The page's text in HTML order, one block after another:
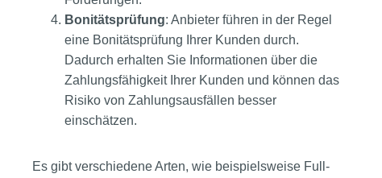
Bonitätsprüfung: Anbieter führen in der Regel
eine Bonitätsprüfung Ihrer Kunden durch.
Dadurch erhalten Sie Informationen über die
Zahlungsfähigkeit Ihrer Kunden und können das
Risiko von Zahlungsausfällen besser
einschätzen.
Es gibt verschiedene Arten, wie beispielsweise Full-